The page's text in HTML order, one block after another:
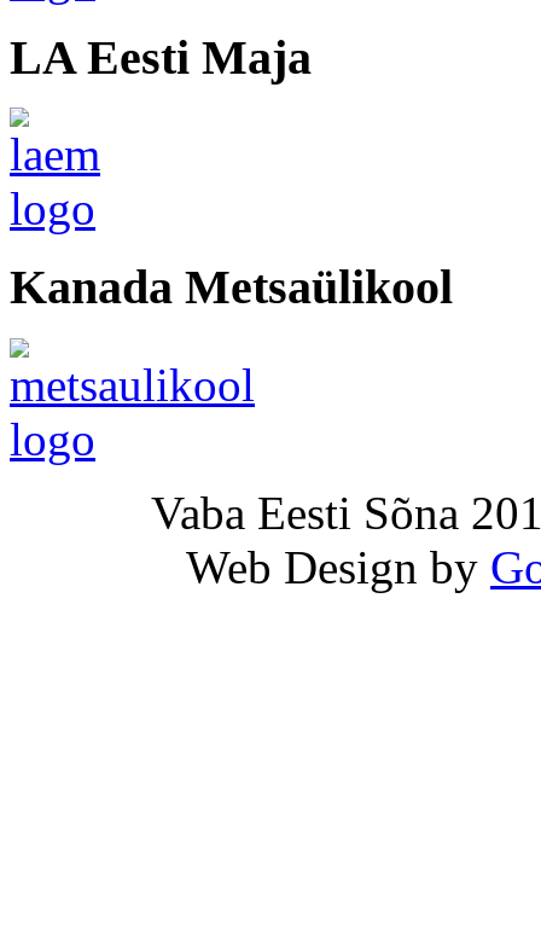
LA Eesti Maja
Kanada Metsaülikool
Vaba Eesti Sõna
Web Design by